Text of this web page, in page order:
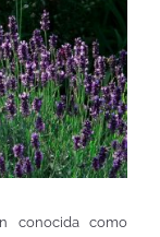
conocida como